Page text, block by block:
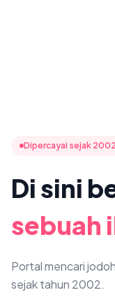
Dipercayai sejak
Di sini
sebuah
Portal mencari
sejak tahun 2002.